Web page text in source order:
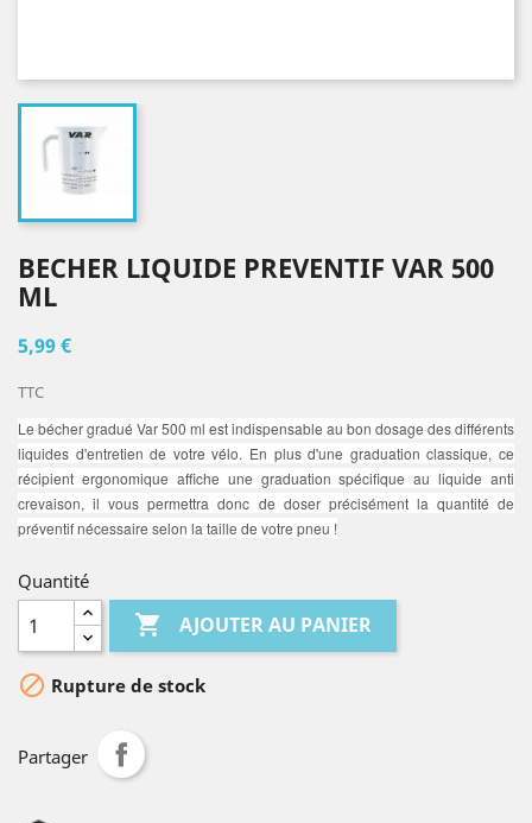
BECHER LIQUIDE PREVENTIF VAR 500
ML
5,99 €
TTC
Le bécher gradué Var 500 ml est indispensable au bon dosage des différents
liquides d'entretien de votre vélo. En plus d'une graduation classique, ce
récipient ergonomique affiche une graduation spécifique au liquide anti
crevaison, il vous permettra donc de doser précisément la quantité de
préventif nécessaire selon la taille de votre pneu !
Quantité
 AJOUTER AU PANIER
 Rupture de stock
Partager